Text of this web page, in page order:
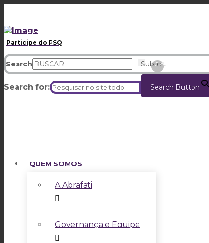
Participe do PSQ
Search Submit
Clear
Search for: Search Button
QUEM SOMOS
A Abrafati
Governança e Equipe